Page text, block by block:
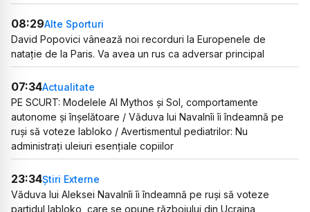
08:29Alte Sporturi
David Popovici vânează noi recorduri la Europenele de
natație de la Paris. Va avea un rus ca adversar principal
07:34Actualitate
PE SCURT: Modelele AI Mythos și Sol, comportamente
autonome și înșelătoare / Văduva lui Navalnîi îi îndeamnă pe
ruși să voteze Iabloko / Avertismentul pediatrilor: Nu
administrați uleiuri esențiale copiilor
23:34Știri Externe
Văduva lui Aleksei Navalnîi îi îndeamnă pe ruși să voteze
partidul Iabloko, care se opune războiului din Ucraina